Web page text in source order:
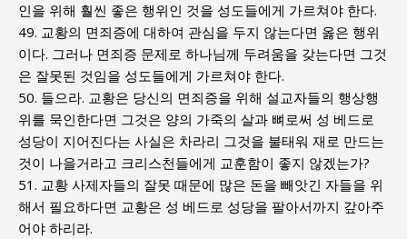
인을 위해 훨씬 좋은 행위인 것을 성도들에게 가르쳐야 한다.
49. 교황의 면죄증에 대하여 관심을 두지 않는다면 옳은 행위
이다. 그러나 면죄증 문제로 하나님께 두려움을 갖는다면 그것
은 잘못된 것임을 성도들에게 가르쳐야 한다.
50. 들으라. 교황은 당신의 면죄증을 위해 설교자들의 행상행
위를 묵인한다면 그것은 양의 가죽의 살과 뼈로써 성 베드로
성당이 지어진다는 사실은 차라리 그것을 불태워 재로 만드는
것이 나을거라고 크리스천들에게 교훈함이 좋지 않겠는가?
51. 교황 사제자들의 잘못 때문에 많은 돈을 빼앗긴 자들을 위
해서 필요하다면 교황은 성 베드로 성당을 팔아서까지 갚아주
어야 하리라.